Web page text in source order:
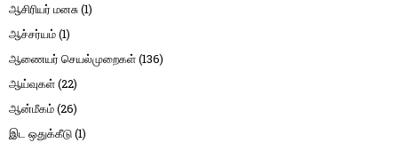
ஆசிரியர் மனசு(1)
ஆச்சர்யம்(1)
ஆணையர் செயல்முறைகள்(136)
ஆய்வுகள்(22)
ஆன்மீகம்(26)
இட ஒதுக்கீடு(1)